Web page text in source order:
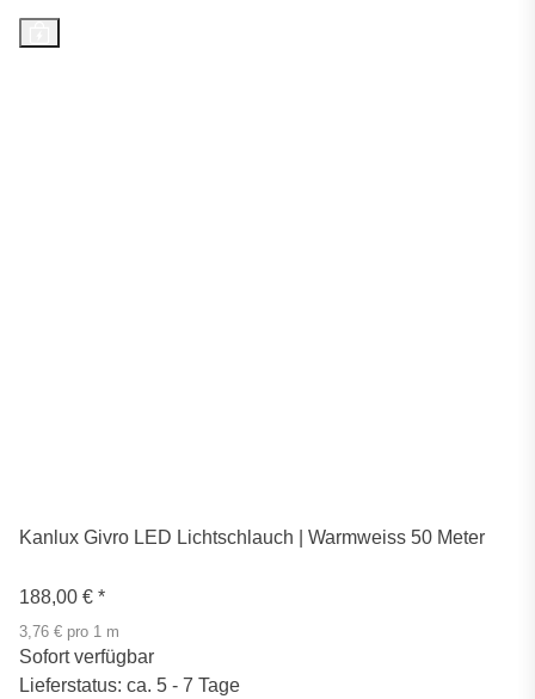
Kanlux Givro LED Lichtschlauch | Warmweiss 50 Meter
188,00 € *
3,76 € pro 1 m
Sofort verfügbar
Lieferstatus: ca. 5 - 7 Tage